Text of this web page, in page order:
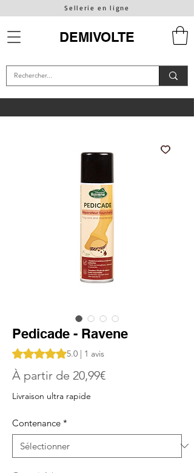
Sellerie en ligne
DEMIVOLTE
Pedicade - Ravene
La note est de 5.0 sur cinq étoiles selon 1
5.0 | 1 avis
À partir de 20,99€Prix
Livraison ultra rapide
Contenance *